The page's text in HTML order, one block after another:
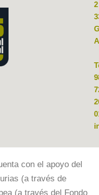
2
con el apoyo del
(a través de
(a través del Fondo